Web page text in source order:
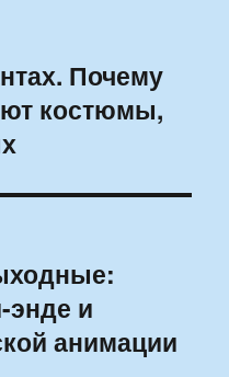
Почему
костюмы,
энде и
анимации